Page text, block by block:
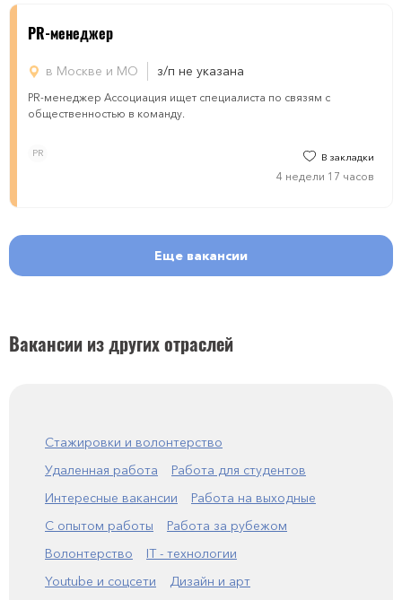
PR-менеджер
в Москве и МО з/п не указана
PR-менеджер Ассоциация ищет специалиста по связям с
общественностью в команду.
PR В закладки
4 недели 17 часов
Еще вакансии
Вакансии из других отраслей
Стажировки и волонтерство
Удаленная работа
Работа для студентов
Интересные вакансии
Работа на выходные
С опытом работы
Работа за рубежом
Волонтерство
IT - технологии
Youtube и соцсети
Дизайн и арт